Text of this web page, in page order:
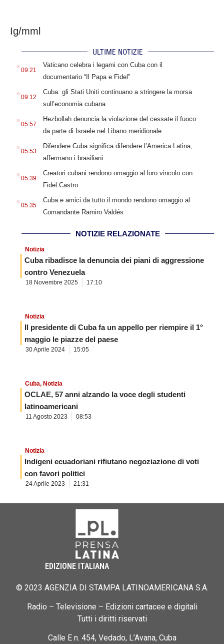
Ig/mml
ULTIME NOTIZIE
. 09:21
Vaticano celebra i legami con Cuba con il
documentario “Il Papa e Fidel”
. 09:12
Cuba: gli Stati Uniti continuano a stringere la morsa
sull’economia cubana
. 05:57
Hezbollah denuncia la violazione del cessate il fuoco
da parte di Israele nel Libano meridionale
. 05:53
Difendere Cuba significa difendere l’America Latina,
affermano i brasiliani
. 05:39
Creatori cubani rendono omaggio al loro vincolo con
Fidel Castro
. 05:35
Cuba e amici da tutto il mondo rendono omaggio al
Comandante Ramiro Valdés
NOTIZIE RELAZIONATE
Notizia
Cuba ribadisce la denuncia dei piani di aggressione
contro Venezuela
18 Novembre 2025 17:10
Notizia
Il presidente di Cuba fa un appello per riempire il 1°
maggio le piazze del paese
30 Aprile 2024 15:05
Cuba, Notizia
OCLAE, 57 anni alzando la voce degli studenti
latinoamericani
11 Agosto 2023 08:53
Notizia
Indigeni ecuadoriani rifiutano negoziazione di voti
con favori politici
24 Aprile 2023 21:31
EDIZIONE ITALIANA
© 2023 AGENZIA DI STAMPA LATINOAMERICANA S.A.
Radio – Televisione – Edizioni cartacee e digitali
Tutti i diritti riservati
Calle E n. 454, Vedado, L’Avana, Cuba